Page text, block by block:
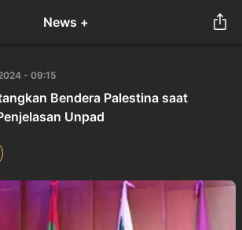
News +
- 09:15
Bendera Palestina saat
Unpad